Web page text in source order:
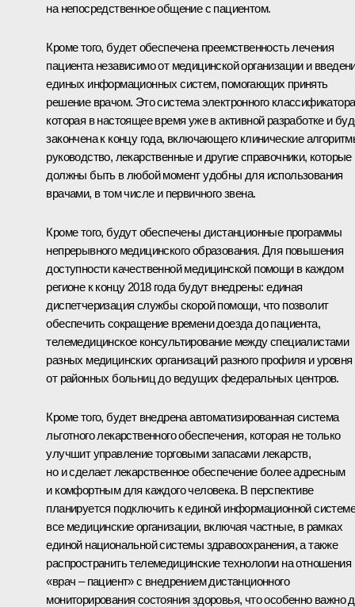
на непосредственное общение с пациентом.
Кроме того, будет обеспечена преемственность лечения
пациента независимо от медицинской организации и
единых информационных систем, помогающих принять
решение врачом. Это система электронного
которая в настоящее время уже в активной разработке и
закончена к концу года, включающего клинические
руководство, лекарственные и другие справочники, которые
должны быть в любой момент удобны для использования
врачами, в том числе и первичного звена.
Кроме того, будут обеспечены дистанционные программы
непрерывного медицинского образования. Для повышения
доступности качественной медицинской помощи в каждом
регионе к концу 2018 года будут внедрены: единая
диспетчеризация службы скорой помощи, что позволит
обеспечить сокращение времени доезда до пациента,
телемедицинское консультирование между специалистами
разных медицинских организаций разного профиля и уровня
от районных больниц до ведущих федеральных центров.
Кроме того, будет внедрена автоматизированная система
льготного лекарственного обеспечения, которая не только
улучшит управление торговыми запасами лекарств,
но и сделает лекарственное обеспечение более адресным
и комфортным для каждого человека. В перспективе
планируется подключить к единой информационной системе
все медицинские организации, включая частные, в рамках
единой национальной системы здравоохранения, а также
распространить телемедицинские технологии на отношения
«врач – пациент» с внедрением дистанционного
мониторирования состояния здоровья, что особенно важно